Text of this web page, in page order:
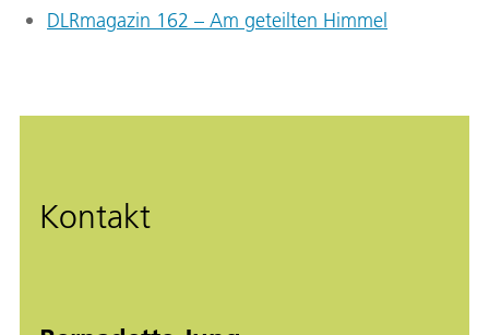
DLRmagazin 162 – Am geteilten Himmel
Kontakt